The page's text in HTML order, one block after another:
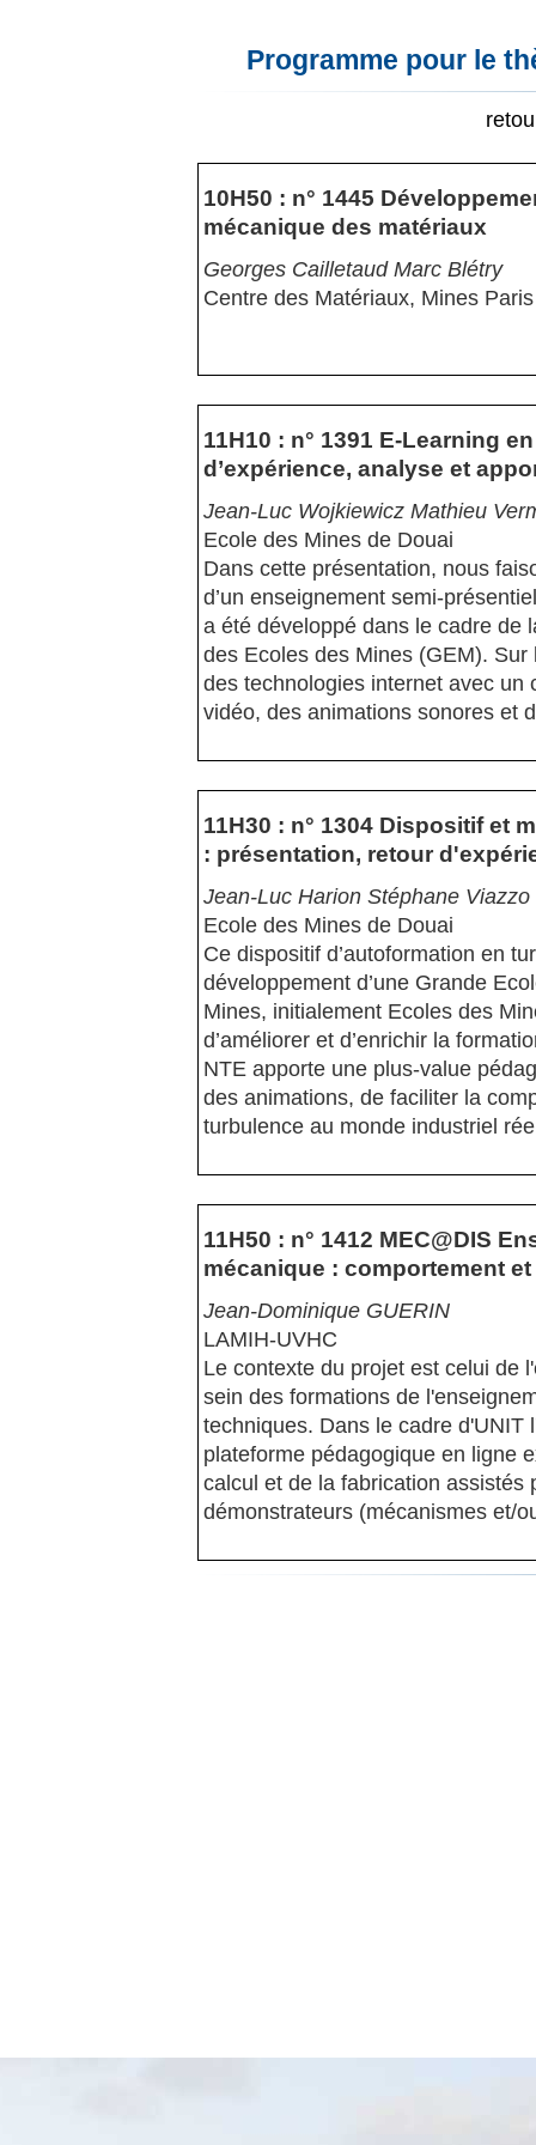
Programme pour le
10H50 : n° 1445
mécanique des matériaux
Georges Cailletaud Marc Blétry
Centre des Matériaux, Mines Paris
11H10 : n° 1391 E-Learning
d’expérience, analyse et
Jean-Luc Wojkiewicz Mathieu
Ecole des Mines de Douai
Dans cette présentation, nous
d’un enseignement semi-
a été développé dans le cadre de
des Ecoles des Mines (GEM).
des technologies internet avec un
vidéo, des animations sonores et
11H30 : n° 1304 Dispositif et
: présentation, retour
Jean-Luc Harion Stéphane Viazzo
Ecole des Mines de Douai
Ce dispositif d’autoformation en
développement d’une Grande
Mines, initialement Ecoles des
d’améliorer et d’enrichir la
NTE apporte une plus-value
des animations, de faciliter la
turbulence au monde industriel
11H50 : n° 1412 MEC@DIS
mécanique : comportement
Jean-Dominique GUERIN
LAMIH-UVHC
Le contexte du projet est celui de
sein des formations de
techniques. Dans le cadre d'UNIT
plateforme pédagogique en ligne
calcul et de la fabrication assistés
démonstrateurs (mécanismes et/